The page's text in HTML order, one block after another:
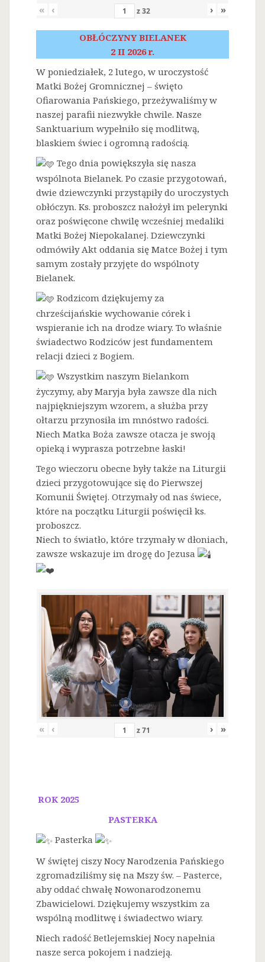
« ‹ z32 › »
OBŁÓCZYNY BIELANEK
2 II 2026 r.
W poniedziałek, 2 lutego, w uroczystość
Matki Bożej Gromnicznej – święto
Ofiarowania Pańskiego, przeżywaliśmy w
naszej parafii niezwykłe chwile. Nasze
Sanktuarium wypełniło się modlitwą,
blaskiem świec i ogromną radością.
Tego dnia powiększyła się nasza
wspólnota Bielanek. Po czasie przygotowań,
dwie dziewczynki przystąpiły do uroczystych
obłóczyn. Ks. proboszcz nałożył im pelerynki
oraz poświęcone chwilę wcześniej medaliki
Matki Bożej Niepokalanej. Dziewczynki
odmówiły Akt oddania się Matce Bożej i tym
samym zostały przyjęte do wspólnoty
Bielanek.
Rodzicom dziękujemy za
chrześcijańskie wychowanie córek i
wspieranie ich na drodze wiary. To właśnie
świadectwo Rodziców jest fundamentem
relacji dzieci z Bogiem.
Wszystkim naszym Bielankom
życzymy, aby Maryja była zawsze dla nich
najpiękniejszym wzorem, a służba przy
ołtarzu przynosiła im mnóstwo radości.
Niech Matka Boża zawsze otacza je swoją
opieką i wyprasza potrzebne łaski!
Tego wieczoru obecne były także na Liturgii
dzieci przygotowujące się do Pierwszej
Komunii Świętej. Otrzymały od nas świece,
które na początku Liturgii poświęcił ks.
proboszcz.
Niech to światło, które trzymały w dłoniach,
zawsze wskazuje im drogę do Jezusa
« ‹ z71 › »
ROK 2025
PASTERKA
Pasterka
W świętej ciszy Nocy Narodzenia Pańskiego
zgromadziliśmy się na Mszy św. – Pasterce,
aby oddać chwałę Nowonarodzonemu
Zbawicielowi. Dziękujemy wszystkim za
wspólną modlitwę i świadectwo wiary.
Niech radość Betlejemskiej Nocy napełnia
nasze serca pokojem i nadzieją.